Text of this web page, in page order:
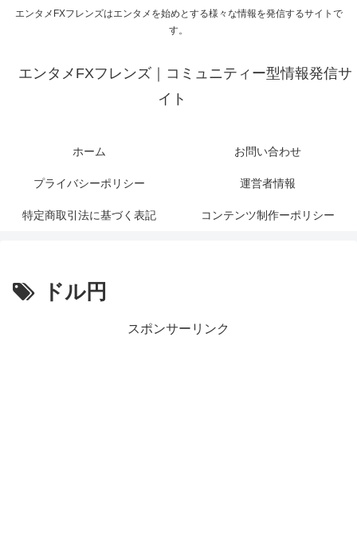
エンタメFXフレンズはエンタメを始めとする様々な情報を発信するサイトで
す。
エンタメFXフレンズ｜コミュニティー型情報発信サ
イト
ホーム お問い合わせ
プライバシーポリシー 運営者情報
特定商取引法に基づく表記 コンテンツ制作ーポリシー
ドル円
スポンサーリンク